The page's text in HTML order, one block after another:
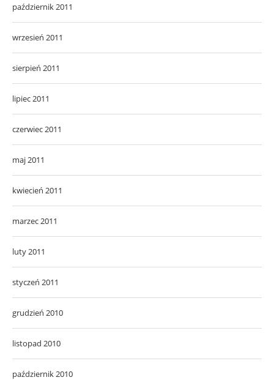
październik 2011
wrzesień 2011
sierpień 2011
lipiec 2011
czerwiec 2011
maj 2011
kwiecień 2011
marzec 2011
luty 2011
styczeń 2011
grudzień 2010
listopad 2010
październik 2010